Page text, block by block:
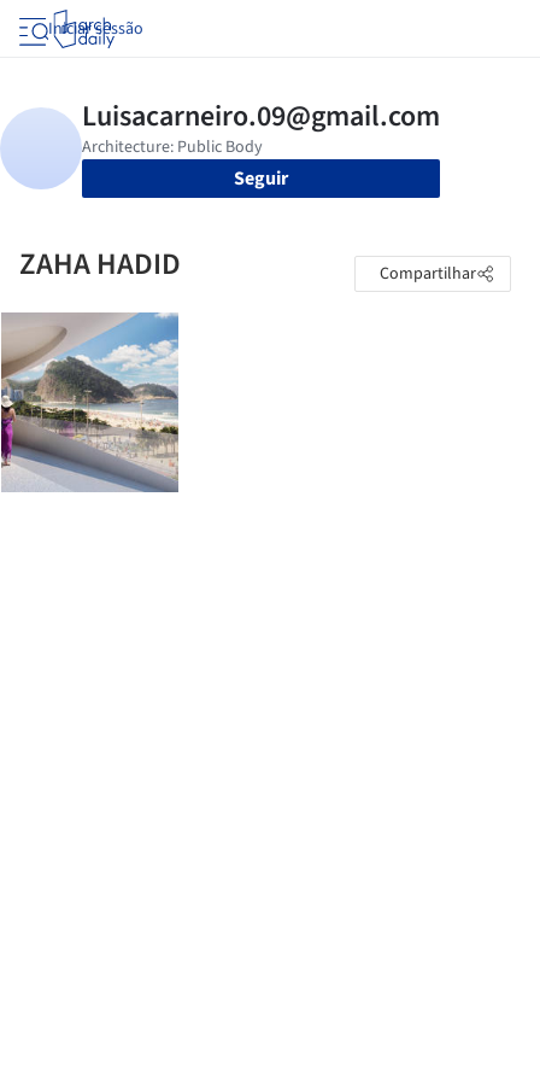
Iniciar sessão
Seguir
ZAHA HADID Compartilhar